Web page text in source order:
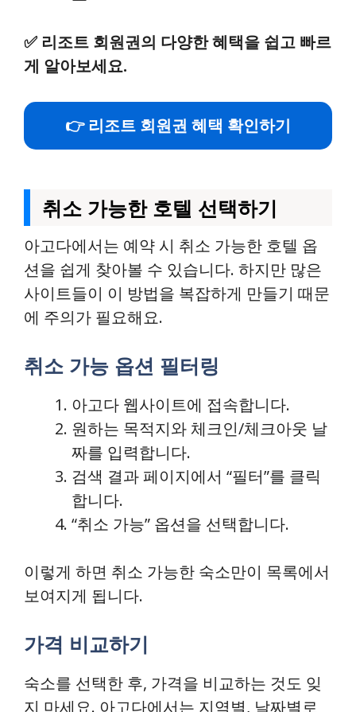
✅ 리조트 회원권의 다양한 혜택을 쉽고 빠르
게 알아보세요.
👉 리조트 회원권 혜택 확인하기
취소 가능한 호텔 선택하기
아고다에서는 예약 시 취소 가능한 호텔 옵
션을 쉽게 찾아볼 수 있습니다. 하지만 많은
사이트들이 이 방법을 복잡하게 만들기 때문
에 주의가 필요해요.
취소 가능 옵션 필터링
아고다 웹사이트에 접속합니다.
원하는 목적지와 체크인/체크아웃 날
짜를 입력합니다.
검색 결과 페이지에서 “필터”를 클릭
합니다.
“취소 가능” 옵션을 선택합니다.
이렇게 하면 취소 가능한 숙소만이 목록에서
보여지게 됩니다.
가격 비교하기
숙소를 선택한 후, 가격을 비교하는 것도 잊
지 마세요. 아고다에서는 지역별, 날짜별로